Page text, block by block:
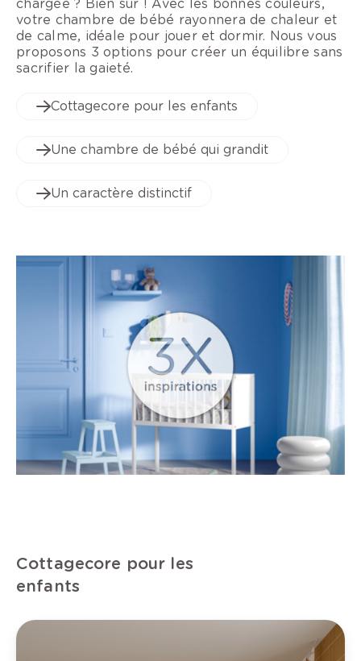
chargée ? Bien sûr ! Avec les bonnes couleurs,
votre chambre de bébé rayonnera de chaleur et
de calme, idéale pour jouer et dormir. Nous vous
proposons 3 options pour créer un équilibre sans
sacrifier la gaieté.
Cottagecore pour les enfants
Une chambre de bébé qui grandit
Un caractère distinctif
Cottagecore pour les
enfants